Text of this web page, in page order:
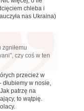
chleba i
nas Ukraina)
czy coś w ten
przecież w
dłubiemy w nosie,
patrzę na
to wątpię.